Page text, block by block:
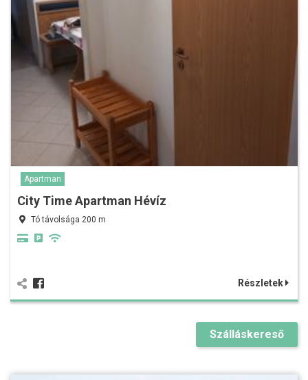
Apartman
City Time Apartman Hévíz
Tó távolsága 200 m
Részletek
Szálláskereső